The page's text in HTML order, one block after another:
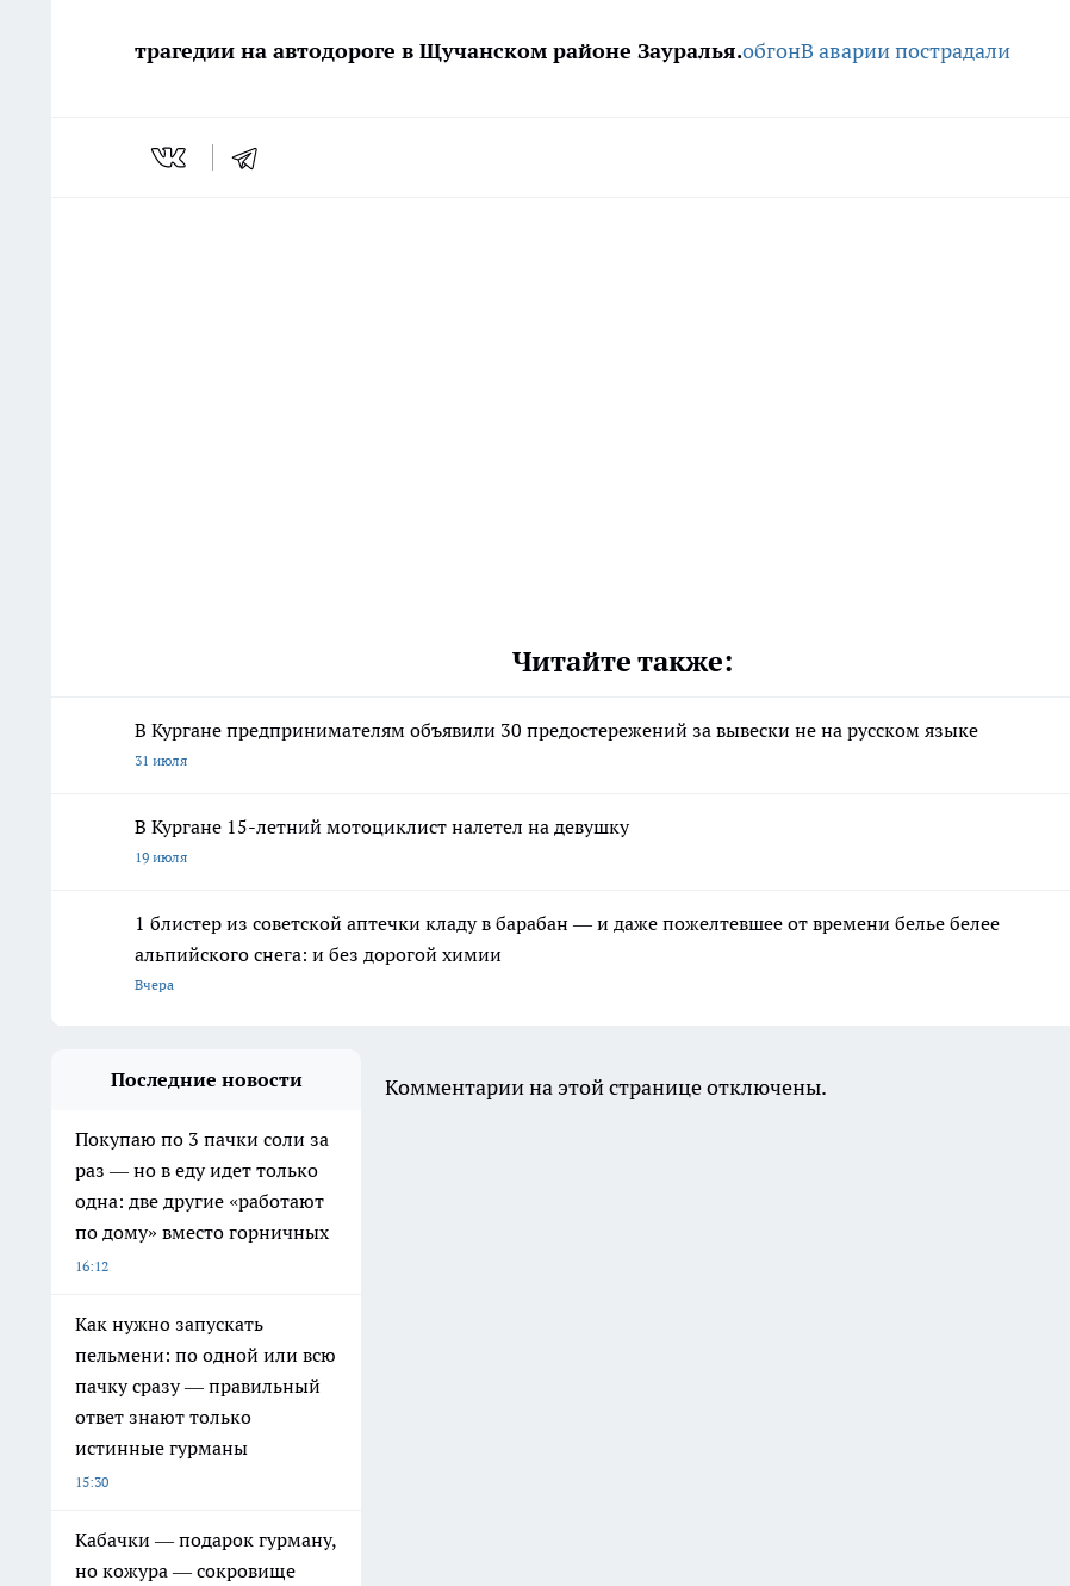
трагедии на автодороге в Щучанском районе Зауралья.обгонВ аварии пострадали
Читайте также:
В Кургане предпринимателям объявили 30 предостережений за вывески не на русском языке
31 июля
В Кургане 15-летний мотоциклист налетел на девушку
19 июля
1 блистер из советской аптечки кладу в барабан — и даже пожелтевшее от времени белье белее
альпийского снега: и без дорогой химии
Вчера
Последние новости
Покупаю по 3 пачки соли за
раз — но в еду идет только
одна: две другие «работают
по дому» вместо горничных
16:12
Как нужно запускать
пельмени: по одной или всю
пачку сразу — правильный
ответ знают только
истинные гурманы
15:30
Кабачки — подарок гурману,
но кожура — сокровище
Комментарии на этой странице отключены.